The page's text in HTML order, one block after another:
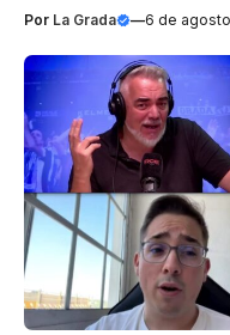
Por La Grada —6 de